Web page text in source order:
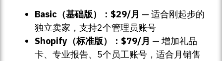
Basic（基础版）：$29/月 — 适合刚起步的
独立卖家，支持2个管理员账号
Shopify（标准版）：$79/月 — 增加礼品
卡、专业报告、5个员工账号，适合月销售